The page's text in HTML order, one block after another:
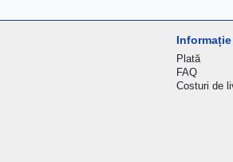
Informație
Plată
FAQ
Costuri de